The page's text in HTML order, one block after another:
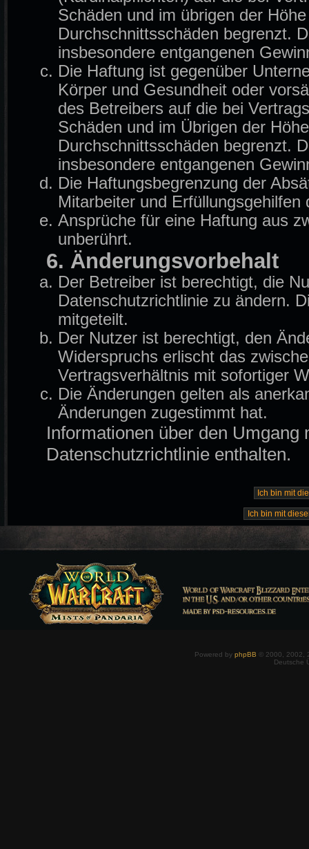
Schäden und im übrigen der
Durchschnittsschäden begrenzt.
insbesondere entgangenen
Die Haftung ist gegenüber
Körper und Gesundheit oder
des Betreibers auf die bei
Schäden und im Übrigen der
Durchschnittsschäden begrenzt.
insbesondere entgangenen
Die Haftungsbegrenzung der
Mitarbeiter und Erfüllungsgehilfen
Ansprüche für eine Haftung aus
unberührt.
6. Änderungsvorbehalt
Der Betreiber ist berechtigt, die
Datenschutzrichtlinie zu ändern.
mitgeteilt.
Der Nutzer ist berechtigt, den
Widerspruchs erlischt das
Vertragsverhältnis mit sofortiger
Die Änderungen gelten als
Änderungen zugestimmt hat.
Informationen über den
Datenschutzrichtlinie enthalten.
Powered by phpBB © 2000, 2002,
Deutsche